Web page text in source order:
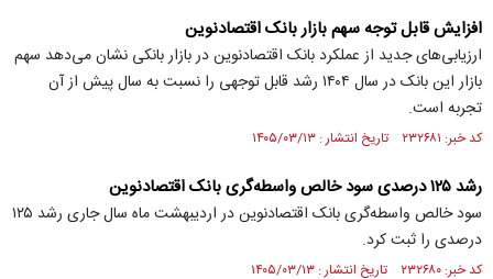
افزایش قابل توجه سهم بازار بانک اقتصادنوین
ارزیابی‌های جدید از عملکرد بانک اقتصادنوین در بازار بانکی نشان می‌دهد سهم
بازار این بانک در سال ۱۴۰۴ رشد قابل توجهی را نسبت به سال پیش از آن
تجربه است.
کد خبر: ۲۳۲۶۸۱ تاریخ انتشار : ۱۴۰۵/۰۳/۱۳
رشد ۱۲۵ درصدی سود خالص واسطه‌گری بانک اقتصادنوین
سود خالص واسطه‌گری بانک اقتصادنوین در اردیبهشت ماه سال جاری رشد ۱۲۵
درصدی را ثبت کرد.
کد خبر: ۲۳۲۶۸۰ تاریخ انتشار : ۱۴۰۵/۰۳/۱۳